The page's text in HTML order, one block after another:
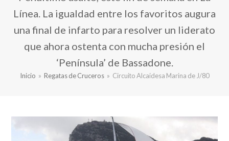
Línea. La igualdad entre los favoritos augura
una final de infarto para resolver un liderato
que ahora ostenta con mucha presión el
‘Península’ de Bassadone.
Inicio » Regatas de Cruceros » Circuito Alcaidesa Marina de J/80